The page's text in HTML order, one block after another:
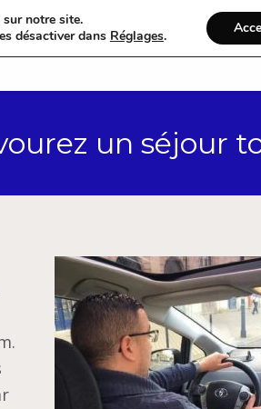
Accueil
un séjour
notre site.
désactiver dans Réglages.